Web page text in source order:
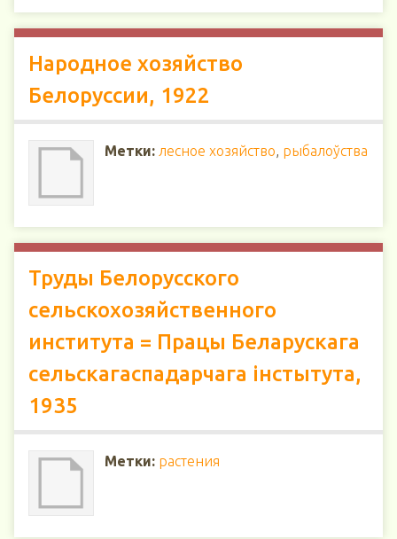
Народное хозяйство
Белоруссии, 1922
Метки: лесное хозяйство, рыбалоўства
Труды Белорусского
сельскохозяйственного
института = Працы Беларускага
сельскагаспадарчага інстытута,
1935
Метки: растения